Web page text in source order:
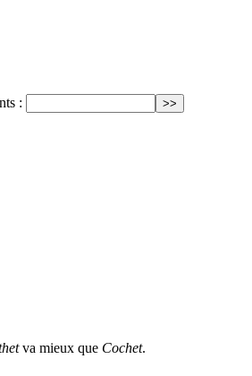
:
va mieux que Cochet.